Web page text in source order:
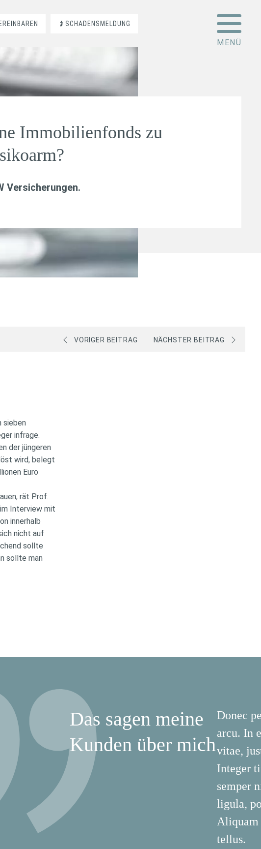
SCHADENSMELDUNG
Immobilienfonds zu
Versicherungen.
VORIGER BEITRAG NÄCHSTER BEITRAG
sieben
infrage.
der jüngeren
wird, belegt
Euro
rät Prof.
Interview mit
innerhalb
nicht auf
sollte
sollte man
Das sagen meine
Kunden über mich
Donec
arcu. In
vitae,
Integer
semper
ligula,
Aliquam
tellus.